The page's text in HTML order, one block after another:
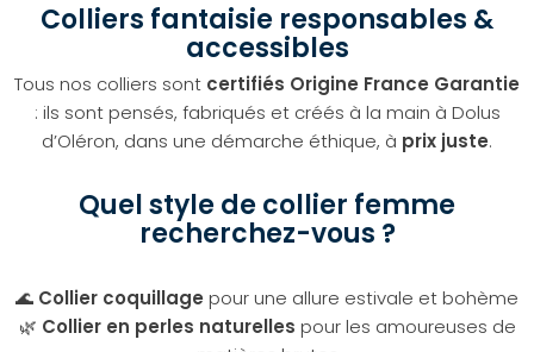
Colliers fantaisie responsables &
accessibles
Tous nos colliers sont certifiés Origine France Garantie
: ils sont pensés, fabriqués et créés à la main à Dolus
d’Oléron, dans une démarche éthique, à prix juste.
Quel style de collier femme
recherchez-vous ?
🌊 Collier coquillage pour une allure estivale et bohème
🌿 Collier en perles naturelles pour les amoureuses de